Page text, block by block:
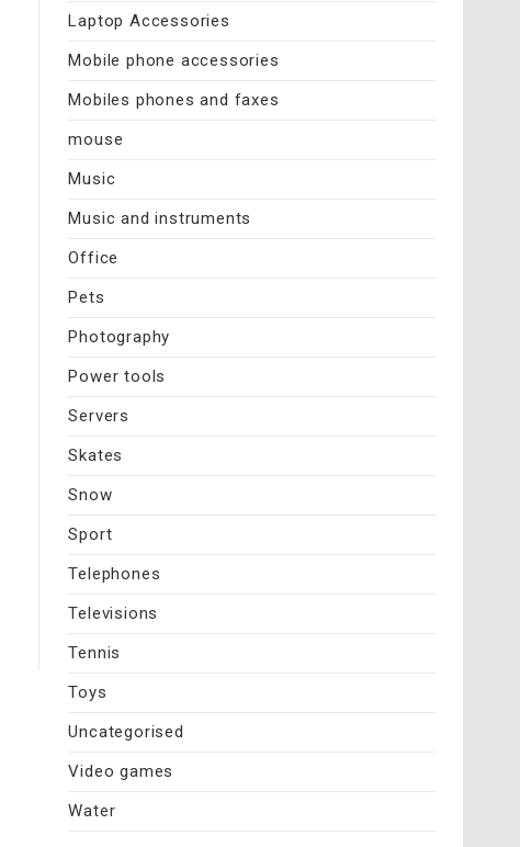
Laptop Accessories
Mobile phone accessories
Mobiles phones and faxes
mouse
Music
Music and instruments
Office
Pets
Photography
Power tools
Servers
Skates
Snow
Sport
Telephones
Televisions
Tennis
Toys
Uncategorised
Video games
Water